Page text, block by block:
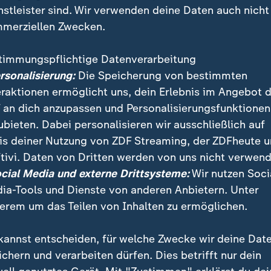
Frauen gegen Diskriminierung und
protestiert. Landesweit forderten sie
sind. Wir verwenden deine Daten auch nicht
Zwecken.
Datenverarbeitung
Die Speicherung von bestimmten
ermöglicht uns, dein Erlebnis im Angebot
an dich anzupassen und Personalisierungsfunktionen
Dabei personalisieren wir ausschließlich auf
deiner Nutzung von ZDF Streaming, der ZDFheute
Daten von Dritten werden von uns nicht
Media und externe Drittsysteme:Wir nutzen
Tools und Dienste von anderen Anbietern. Unter
um das Teilen von Inhalten zu ermöglichen.
entscheiden, für welche Zwecke wir deine
und verarbeiten dürfen. Dies betrifft nur dein